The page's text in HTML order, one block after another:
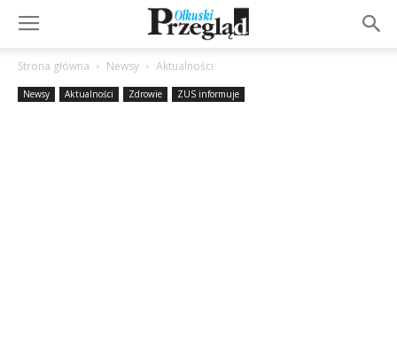
Strona główna Newsy Aktualności
Newsy Aktualności Zdrowie ZUS informuje